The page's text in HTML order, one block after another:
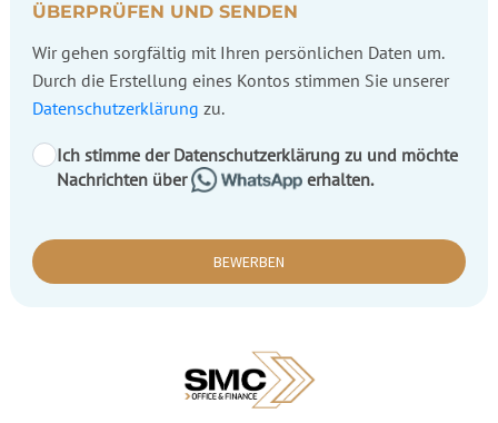
ÜBERPRÜFEN UND SENDEN
Wir gehen sorgfältig mit Ihren persönlichen Daten um.
Durch die Erstellung eines Kontos stimmen Sie unserer
Datenschutzerklärung zu.
Ich stimme der Datenschutzerklärung zu und möchte
Nachrichten über
erhalten.
BEWERBEN